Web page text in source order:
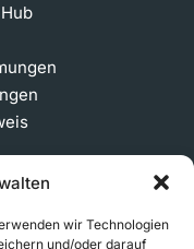
wir Technologien
und/oder darauf